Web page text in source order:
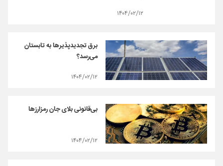
۱۴۰۴/۰۲/۱۲
برق تجدیدپذیرها به تابستان
می‌رسد؟
۱۴۰۴/۰۲/۱۲
بی‌قانونی بلای جان رمزارزها
۱۴۰۴/۰۲/۱۲